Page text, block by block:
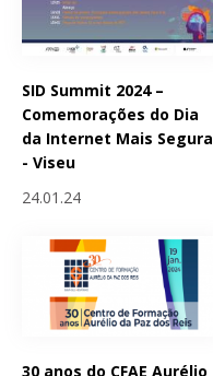
SID Summit 2024 –
Comemorações do Dia
da Internet Mais Segura
- Viseu
24.01.24
30 anos do CFAE Aurélio